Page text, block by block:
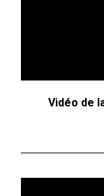
Vidéo de